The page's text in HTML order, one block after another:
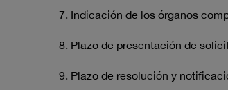
Indicación de los órganos
Plazo de presentación de
Plazo de resolución y